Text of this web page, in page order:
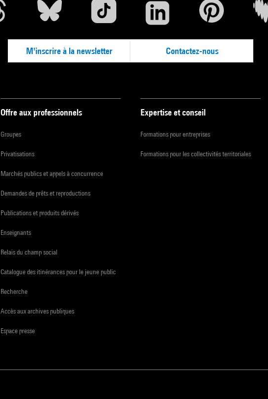
M'inscrire à la newsletter Contactez-nous
Offre aux professionnels
Groupes
Privatisations
Marchés publics et appels à concurrence
Demandes de prêts et reproductions
Publications et produits dérivés
Enseignants
Relais du champ social
Catalogue des itinérances pour le jeune public
Recherche
Accès aux archives publiques
Espace presse
Expertise et conseil
Formations pour entreprises
Formations pour les collectivités territoriales